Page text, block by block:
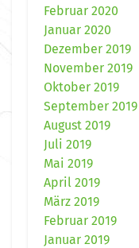
Februar 2020
Januar 2020
Dezember 2019
November 2019
Oktober 2019
September 2019
August 2019
Juli 2019
Mai 2019
April 2019
März 2019
Februar 2019
Januar 2019